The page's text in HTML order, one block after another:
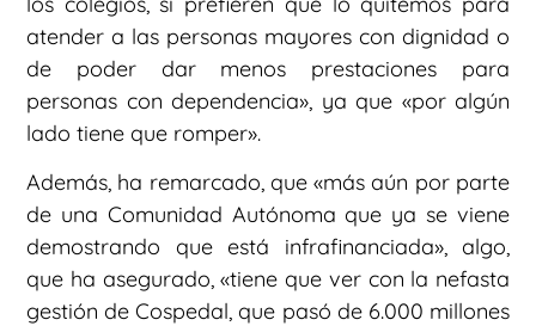
atender a las personas mayores con dignidad o
de poder dar menos prestaciones para
personas con dependencia», ya que «por algún
lado tiene que romper».
Además, ha remarcado, que «más aún por parte
de una Comunidad Autónoma que ya se viene
demostrando que está infrafinanciada», algo,
que ha asegurado, «tiene que ver con la nefasta
gestión de Cospedal, que pasó de 6.000 millones